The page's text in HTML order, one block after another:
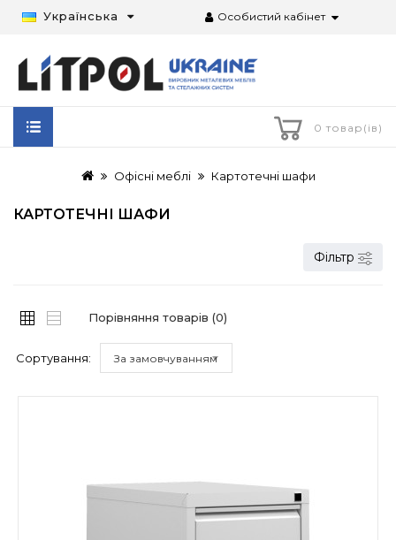
Українська Особистий кабінет
0 товар(ів)
Офісні меблі Картотечні шафи
КАРТОТЕЧНІ ШАФИ
Фільтр
Порівняння товарів (0)
Сортування: За замовчуванням